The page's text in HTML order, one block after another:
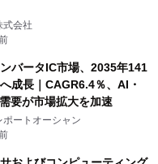
式会社
バータIC市場、2035年141
成長｜CAGR6.4％、AI・
要が市場拡大を加速
ポートオーシャン